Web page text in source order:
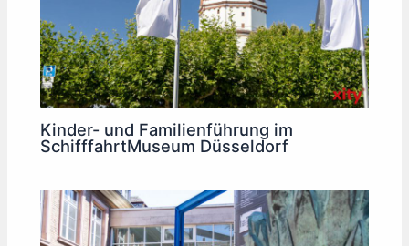
Kinder- und Familienführung im
SchifffahrtMuseum Düsseldorf